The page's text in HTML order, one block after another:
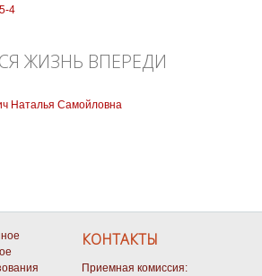
4
ЖИЗНЬ ВПЕРЕДИ
Наталья Самойловна
КОНТАКТЫ
Приемная комиссия: